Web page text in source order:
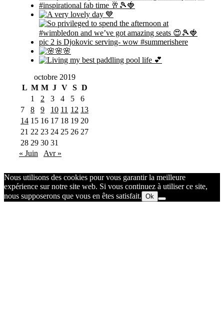
octobre 2019
L M M J V S D
1
2 3 4 5
6
7
8 9 10 11 12 13
14 15 16 17 18 19 20
21 22 23 24 25 26 27
28 29 30 31
« Juin
Avr »
Nous utilisons des cookies pour vous garantir la meilleure
expérience sur notre site web. Si vous continuez à utiliser ce site,
nous supposerons que vous en êtes satisfait. Ok